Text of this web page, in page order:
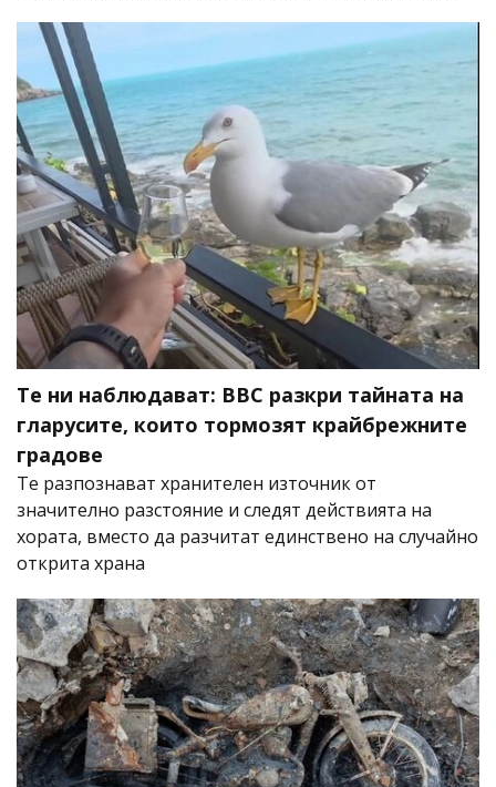
Те ни наблюдават: BBC разкри тайната на
гларусите, които тормозят крайбрежните
градове
Те разпознават хранителен източник от
значително разстояние и следят действията на
хората, вместо да разчитат единствено на случайно
открита храна